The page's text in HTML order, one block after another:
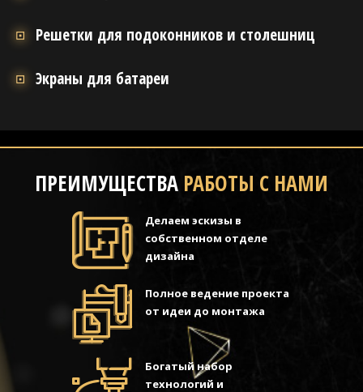
Решетки для подоконников и столешниц
Экраны для батареи
ПРЕИМУЩЕСТВА РАБОТЫ С НАМИ
Делаем эскизы в
собственном отделе
дизайна
Полное ведение проекта
от идеи до монтажа
Богатый набор
технологий и